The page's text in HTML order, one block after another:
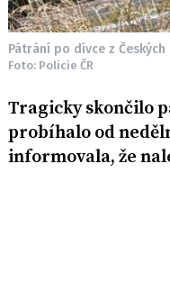
Pátrání po dívce z
Foto: Policie ČR
Tragicky skončilo
probíhalo od
informovala, že